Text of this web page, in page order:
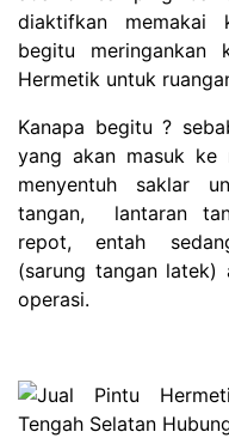
diaktifkan memakai
begitu meringankan
Hermetik untuk
Kanapa begitu ?
yang akan masuk ke
menyentuh saklar
tangan, lantaran
repot, entah
(sarung tangan latek)
operasi.